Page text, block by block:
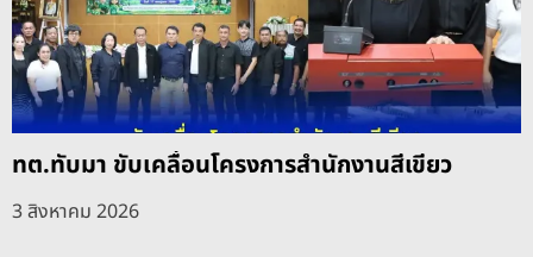
ทต.ทับมา ขับเคลื่อนโครงการสำนักงานสีเขียว
3 สิงหาคม 2026